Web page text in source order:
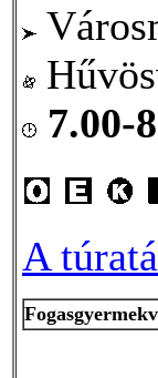
7.00-
A